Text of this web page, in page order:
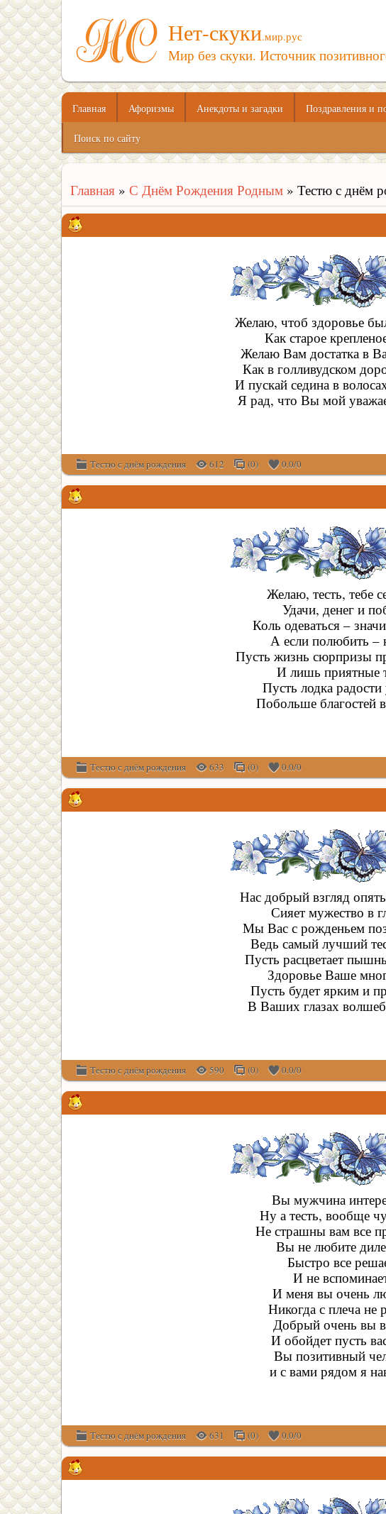
Нет-скуки.мир.рус
Мир без скуки. Источник
Главная Афоризмы Анекдоты и загадки Поздравления и
Поиск по сайту
Главная » С Днём Рождения Родным » Тестю с днём
Желаю, чтоб здоровье
Как старое
Желаю Вам достатка в
Как в голливудском
И пускай седина в
Я рад, что Вы мой
Тестю с днём рождения 612 (0) 0.0/0
Желаю, тесть, тебе
Удачи, денег и
Коль одеваться –
А если полюбить –
Пусть жизнь сюрпризы
И лишь приятные
Пусть лодка радости
Побольше благостей
Тестю с днём рождения 633 (0) 0.0/0
Нас добрый взгляд опять
Сияет мужество в
Мы Вас с рожденьем
Ведь самый лучший
Пусть расцветает
Здоровье Ваше
Пусть будет ярким и
В Ваших глазах
Тестю с днём рождения 590 (0) 0.0/0
Вы мужчина
Ну а тесть, вообще
Не страшны вам все
Вы не любите
Быстро все
И не
И меня вы очень
Никогда с плеча не
Добрый очень вы
И обойдет пусть
Вы позитивный
и с вами рядом я
Тестю с днём рождения 631 (0) 0.0/0